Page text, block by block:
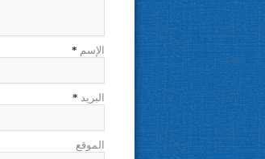
الإسم *
البريد *
الموقع